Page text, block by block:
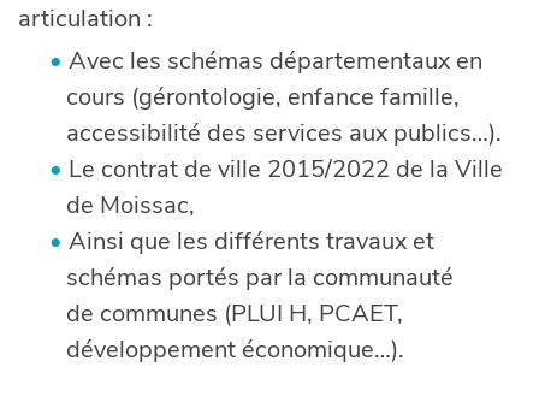
articulation :
Avec les schémas départementaux en
cours (gérontologie, enfance famille,
accessibilité des services aux publics…).
Le contrat de ville 2015/2022 de la Ville
de Moissac,
Ainsi que les différents travaux et
schémas portés par la communauté
de communes (PLUI H, PCAET,
développement économique…).